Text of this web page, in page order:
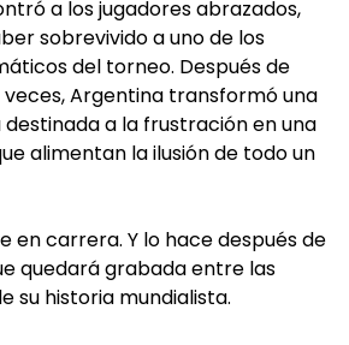
a los jugadores abrazados,
sobrevivido a uno de los
del torneo. Después de
Argentina transformó una
a la frustración en una
alimentan la ilusión de todo un
en carrera. Y lo hace después de
quedará grabada entre las
su historia mundialista.